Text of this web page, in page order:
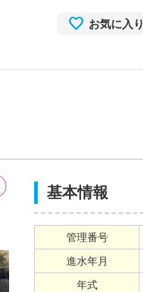
お気に入り
基本情報
管理番号
進水年月
年式